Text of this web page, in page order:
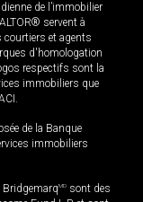
de l’immobilier
servent à
et agents
d'homologation
respectifs sont la
immobiliers que
de la Banque
immobiliers
MD sont des